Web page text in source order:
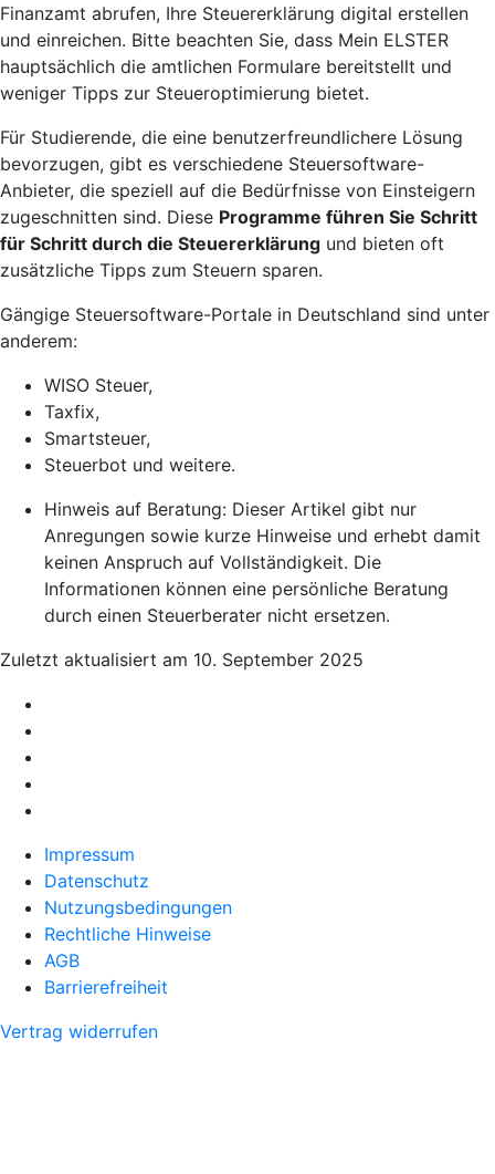
Finanzamt abrufen, Ihre Steuererklärung digital erstellen
und einreichen. Bitte beachten Sie, dass Mein ELSTER
hauptsächlich die amtlichen Formulare bereitstellt und
weniger Tipps zur Steueroptimierung bietet.
Für Studierende, die eine benutzerfreundlichere Lösung
bevorzugen, gibt es verschiedene Steuersoftware-
Anbieter, die speziell auf die Bedürfnisse von Einsteigern
zugeschnitten sind. Diese Programme führen Sie Schritt
für Schritt durch die Steuererklärung und bieten oft
zusätzliche Tipps zum Steuern sparen.
Gängige Steuersoftware-Portale in Deutschland sind unter
anderem:
WISO Steuer,
Taxfix,
Smartsteuer,
Steuerbot und weitere.
Hinweis auf Beratung: Dieser Artikel gibt nur
Anregungen sowie kurze Hinweise und erhebt damit
keinen Anspruch auf Vollständigkeit. Die
Informationen können eine persönliche Beratung
durch einen Steuerberater nicht ersetzen.
Zuletzt aktualisiert am 10. September 2025
Impressum
Datenschutz
Nutzungsbedingungen
Rechtliche Hinweise
AGB
Barrierefreiheit
Vertrag widerrufen